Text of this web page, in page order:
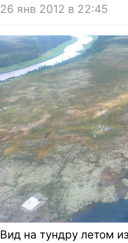
26 янв 2012 в 22:45
Вид на тундру летом